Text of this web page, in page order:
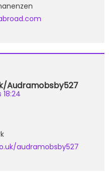
audramobsby527
audramobsby527